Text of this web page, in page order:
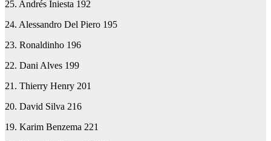
25. Andrés Iniesta 192
24. Alessandro Del Piero 195
23. Ronaldinho 196
22. Dani Alves 199
21. Thierry Henry 201
20. David Silva 216
19. Karim Benzema 221